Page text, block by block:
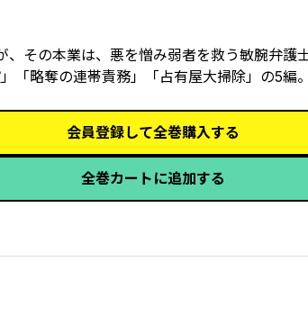
その本業は、悪を憎み弱者を救う敏腕弁護
「略奪の連帯責務」「占有屋大掃除」の5編。
会員登録して全巻購入する
全巻カートに追加する